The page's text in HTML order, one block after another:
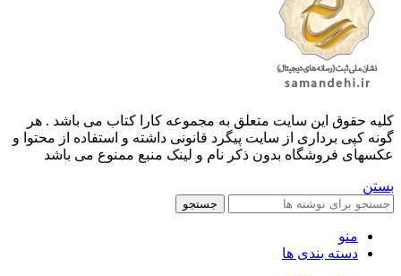
کليه حقوق اين سايت متعلق به مجموعه کارا کتاب می باشد . هر
گونه کپی برداری از سایت پیگرد قانونی داشته و استفاده از محتوا و
عکسهای فروشگاه بدون ذکر نام و لینک منبع ممنوع می باشد
بستن
جستجو
منو
دسته بندی ها